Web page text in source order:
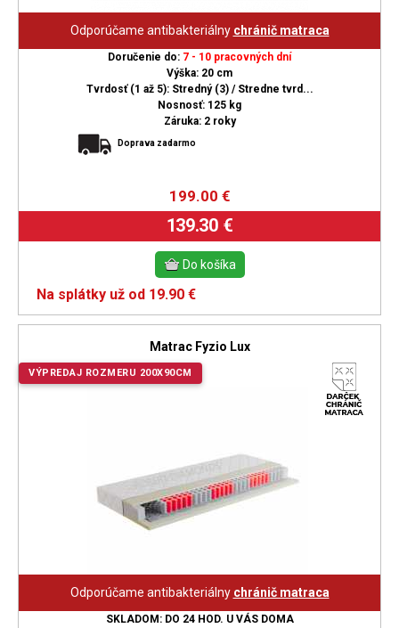
Odporúčame antibakteriálny chránič matraca
Doručenie do: 7 - 10 pracovných dní
Výška: 20 cm
Tvrdosť (1 až 5): Stredný (3) / Stredne tvrd...
Nosnosť: 125 kg
Záruka: 2 roky
Doprava zadarmo
199.00 €
139.30 €
Na splátky už od 19.90 €
Matrac Fyzio Lux
VÝPREDAJ ROZMERU 200X90CM
Odporúčame antibakteriálny chránič matraca
SKLADOM: DO 24 HOD. U VÁS DOMA